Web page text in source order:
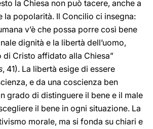
la Chiesa non può tacere, anche a
la popolarità. Il Concilio ci insegna:
v’è che possa porre così bene
dignità e la libertà dell’uomo,
di Cristo affidato alla Chiesa”
, 41). La libertà esige di essere
e da una coscienza ben
grado di distinguere il bene e il male
il bene in ogni situazione. La
morale, ma si fonda su chiari e